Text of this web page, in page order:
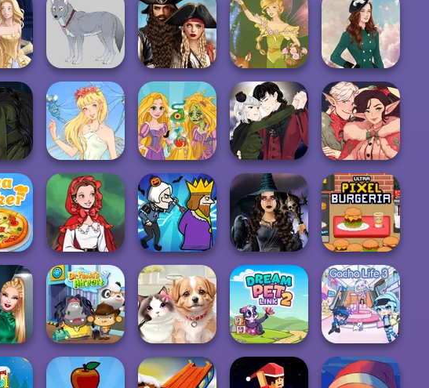
W...
Tattoo Master 3D:
Crazy Art
Hogwarts
Princesses
Pixie Friends
Avatar Na'vi
Warriors Saga
Wolf Maker
Romance Of The
Seven Seas
Pira...
Vintage Fairy Kate Middleton
Thumbelina
Rapunzel
Zombie Curse
Manga Creator
Vampire Hunter
P...
Santa's
Workshop
Maker
Little Red Riding
Hood
Murder
Mystic Coven The
Sisterhood of...
Ultra Pixel
Burgeria